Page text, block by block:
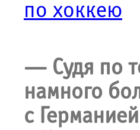
по хоккею
— Судя по
намного
с